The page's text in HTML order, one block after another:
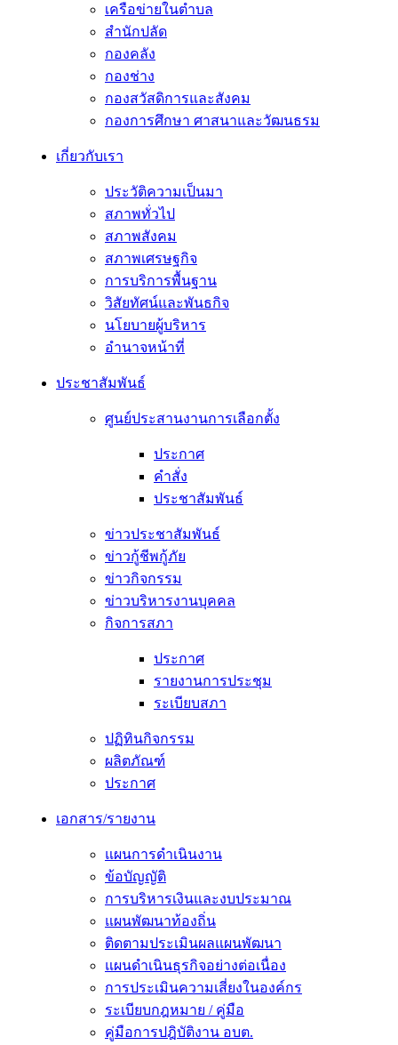
เครือข่ายในตำบล
สำนักปลัด
กองคลัง
กองช่าง
กองสวัสดิการและสังคม
กองการศึกษา ศาสนาและวัฒนธรม
เกี่ยวกับเรา
ประวัติความเป็นมา
สภาพทั่วไป
สภาพสังคม
สภาพเศรษฐกิจ
การบริการพื้นฐาน
วิสัยทัศน์และพันธกิจ
นโยบายผู้บริหาร
อํานาจหน้าที่
ประชาสัมพันธ์
ศูนย์ประสานงานการเลือกตั้ง
ประกาศ
คำสั่ง
ประชาสัมพันธ์
ข่าวประชาสัมพันธ์
ข่าวกู้ชีพกู้ภัย
ข่าวกิจกรรม
ข่าวบริหารงานบุคคล
กิจการสภา
ประกาศ
รายงานการประชุม
ระเบียบสภา
ปฏิทินกิจกรรม
ผลิตภัณฑ์
ประกาศ
เอกสาร/รายงาน
แผนการดำเนินงาน
ข้อบัญญัติ
การบริหารเงินและงบประมาณ
แผนพัฒนาท้องถิ่น
ติดตามประเมินผลแผนพัฒนา
แผนดำเนินธุรกิจอย่างต่อเนื่อง
การประเมินความเสี่ยงในองค์กร
ระเบียบกฎหมาย / คู่มือ
คู่มือการปฎิบัติงาน อบต.